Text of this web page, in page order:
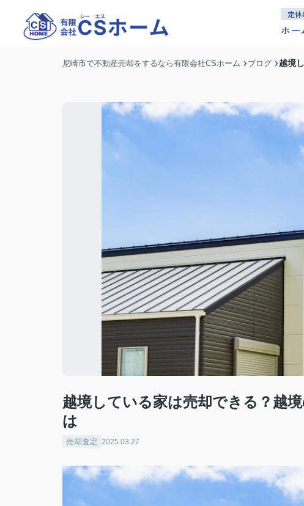
定休
ホー
尼崎市で不動産売却をするなら有限会社CSホーム ブログ 越境
越境している家は売却できる？越
は
売却査定 2025.03.27